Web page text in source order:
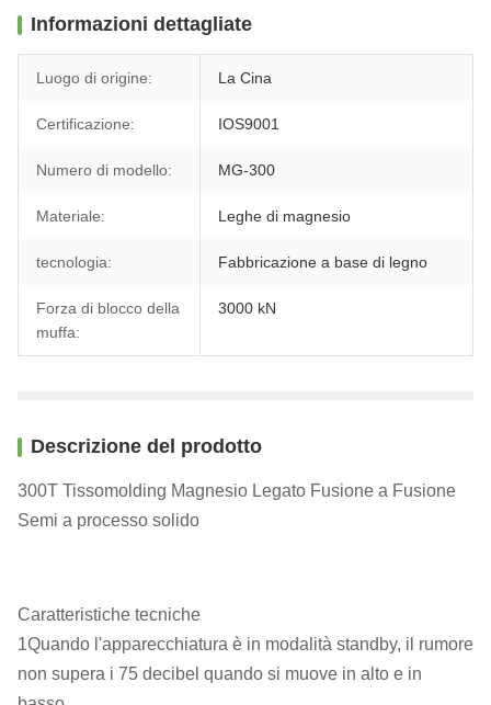
Informazioni dettagliate
Luogo di origine: La Cina
Certificazione: IOS9001
Numero di modello: MG-300
Materiale: Leghe di magnesio
tecnologia: Fabbricazione a base di legno
Forza di blocco della
muffa:
3000 kN
Descrizione del prodotto
300T Tissomolding Magnesio Legato Fusione a Fusione
Semi a processo solido
Caratteristiche tecniche
1Quando l'apparecchiatura è in modalità standby, il rumore
non supera i 75 decibel quando si muove in alto e in